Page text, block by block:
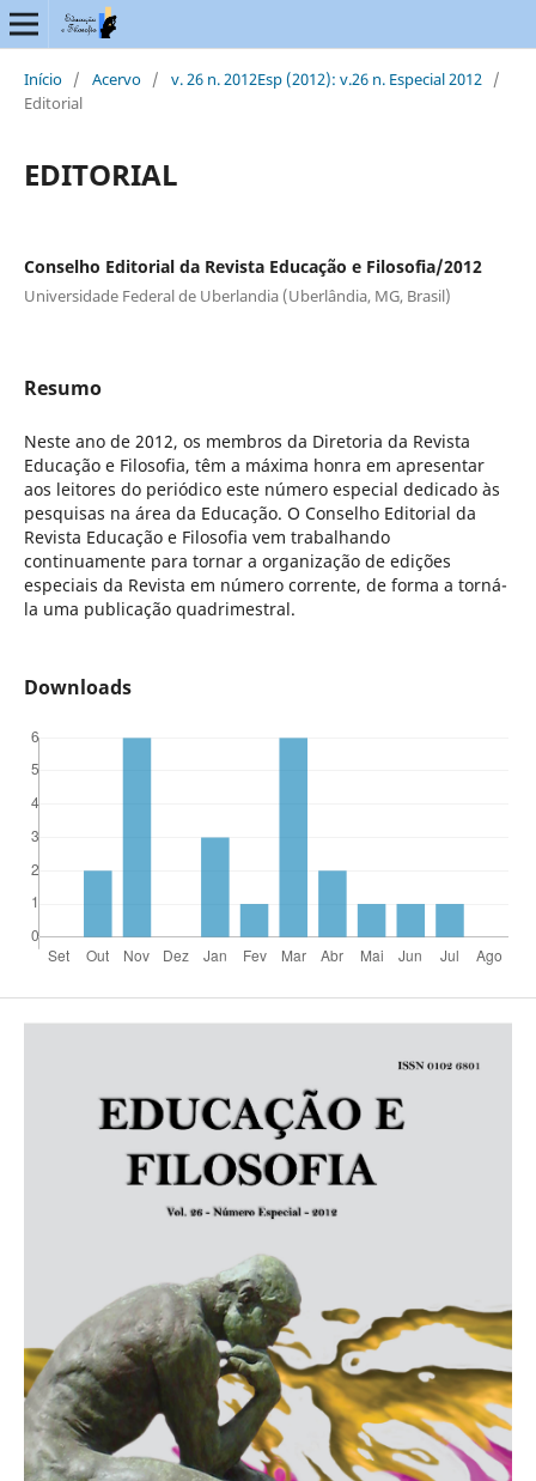
Início / Acervo / v. 26 n. 2012Esp (2012): v.26 n. Especial 2012 /
Editorial
EDITORIAL
Conselho Editorial da Revista Educação e Filosofia/2012
Universidade Federal de Uberlandia (Uberlândia, MG, Brasil)
Resumo
Neste ano de 2012, os membros da Diretoria da Revista
Educação e Filosofia, têm a máxima honra em apresentar
aos leitores do periódico este número especial dedicado às
pesquisas na área da Educação. O Conselho Editorial da
Revista Educação e Filosofia vem trabalhando
continuamente para tornar a organização de edições
especiais da Revista em número corrente, de forma a torná-
la uma publicação quadrimestral.
Downloads